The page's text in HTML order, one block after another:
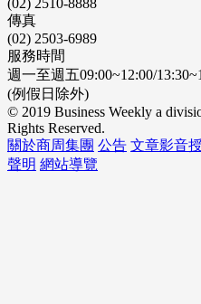
(02) 2510-8888
傳真
(02) 2503-6989
服務時間
週一至週五09:00~12:00/
(例假日除外)
© 2019 Business Weekly a
Rights Reserved.
關於商周集團 公告 文章影音
聲明 網站導覽